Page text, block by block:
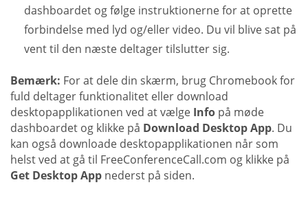
dashboardet og følge instruktionerne for at oprette
forbindelse med lyd og/eller video. Du vil blive sat på
vent til den næste deltager tilslutter sig.
Bemærk: For at dele din skærm, brug Chromebook for
fuld deltager funktionalitet eller download
desktopapplikationen ved at vælge Info på møde
dashboardet og klikke på Download Desktop App. Du
kan også downloade desktopapplikationen når som
helst ved at gå til FreeConferenceCall.com og klikke på
Get Desktop App nederst på siden.